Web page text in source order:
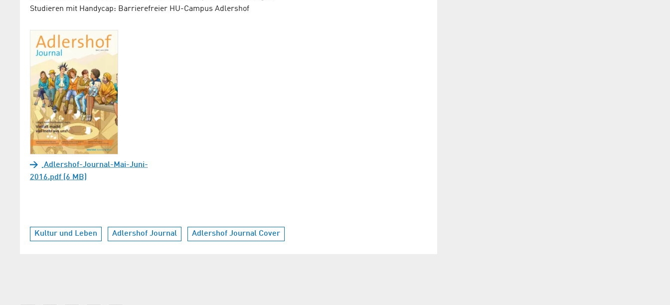
Studieren mit Handycap: Barrierefreier HU-Campus Adlershof
Adlershof-Journal-Mai-Juni-
2016.pdf (6 MB)
Kultur und Leben Adlershof Journal Adlershof Journal Cover